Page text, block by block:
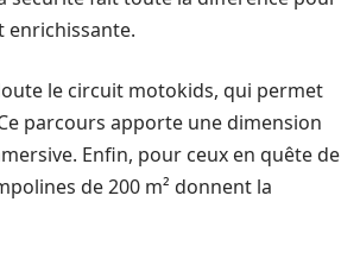
enrichissante.
le circuit motokids, qui permet
parcours apporte une dimension
Enfin, pour ceux en quête de
de 200 m² donnent la